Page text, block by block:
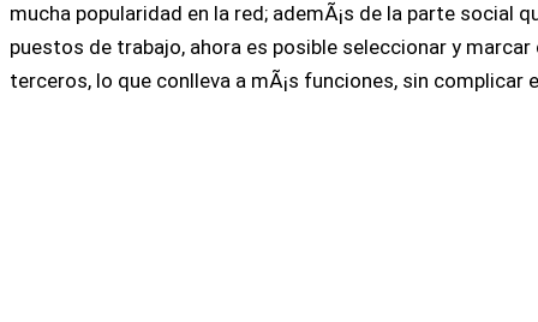
mucha popularidad en la red; ademÃ¡s de la parte social
puestos de trabajo, ahora es posible seleccionar y
terceros, lo que conlleva a mÃ¡s funciones, sin complicar